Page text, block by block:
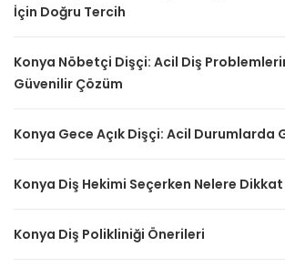
İçin Doğru Tercih
Konya Nöbetçi Dişçi: Acil Diş
Güvenilir Çözüm
Konya Gece Açık Dişçi: Acil Durumlarda
Konya Diş Hekimi Seçerken Nelere
Konya Diş Polikliniği Önerileri